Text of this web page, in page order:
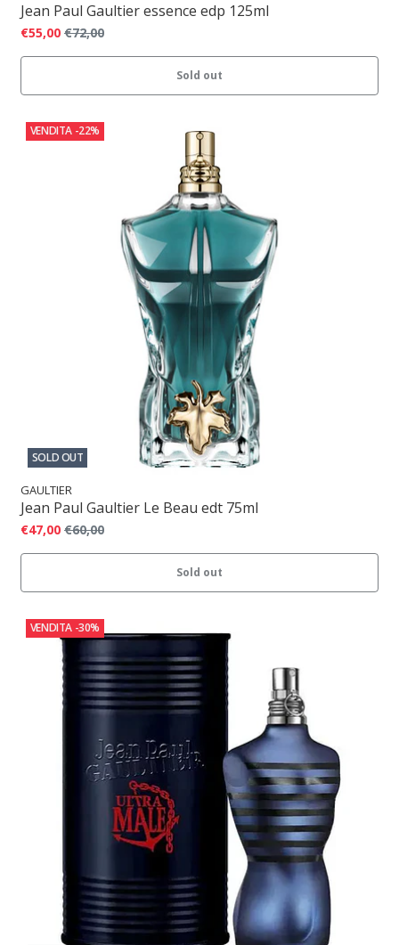
Jean Paul Gaultier essence edp 125ml
€55,00 €72,00
Sold out
VENDITA -22%
SOLD OUT
GAULTIER
Jean Paul Gaultier Le Beau edt 75ml
€47,00 €60,00
Sold out
VENDITA -30%